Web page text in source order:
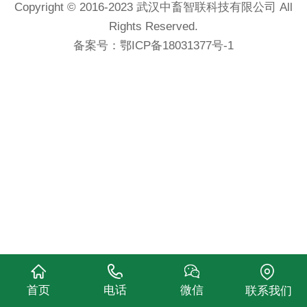
Copyright © 2016-2023 武汉中畜智联科技有限公司 All
Rights Reserved.
备案号： 鄂ICP备18031377号-1
首页 电话 微信 联系我们